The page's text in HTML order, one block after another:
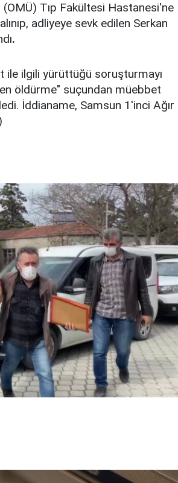
Tıp Fakültesi Hastanesi'ne
adliyeye sevk edilen Serkan
.
ile ilgili yürüttüğü soruşturmayı
öldürme" suçundan müebbet
İddianame, Samsun 1'inci Ağır